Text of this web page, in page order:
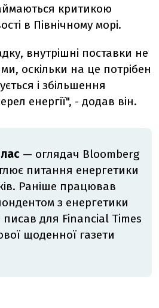
критикою
в Північному морі.
внутрішні поставки не
оскільки на це потрібен
і збільшення
енергії", - додав він.
— оглядач Bloomberg
питання енергетики
Раніше працював
з енергетики
писав для Financial Times
щоденної газети